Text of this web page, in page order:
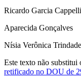
Ricardo Garcia Cappelli
Aparecida Gonçalves
Nísia Verônica
Este texto não
retificado no DOU de